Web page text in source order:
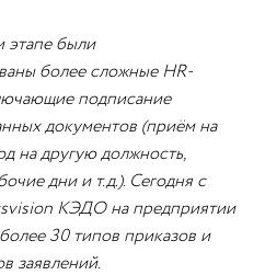
этапе были
более сложные HR-
подписание
документов (приём на
на другую должность,
дни и т.д.). Сегодня с
КЭДО на предприятии
30 типов приказов и
заявлений.